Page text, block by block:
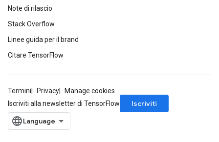
Note di rilascio
Stack Overflow
Linee guida per il brand
Citare TensorFlow
Termini Privacy
Manage cookies
Iscriviti alla newsletter di TensorFlow
Iscriviti